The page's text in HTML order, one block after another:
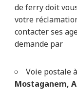
de ferry doit
votre
contacter ses
demande par
Voie postale
Mostaganem,